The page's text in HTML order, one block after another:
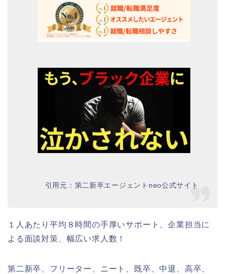
引用元：第二新卒エージェントneo公式サイト
１人あたり平均８時間の手厚いサポート、企業担当に
よる面談対策、幅広い求人数！
第二新卒、フリーター、ニート、既卒、中退、高卒、